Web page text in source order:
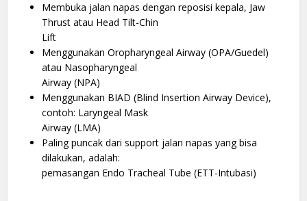
Membuka jalan napas dengan reposisi kepala, Jaw
Thrust atau Head Tilt-Chin
Lift
Menggunakan Oropharyngeal Airway (OPA/Guedel)
atau Nasopharyngeal
Airway (NPA)
Menggunakan BIAD (Blind Insertion Airway Device),
contoh: Laryngeal Mask
Airway (LMA)
Paling puncak dari support jalan napas yang bisa
dilakukan, adalah:
pemasangan Endo Tracheal Tube (ETT-Intubasi)